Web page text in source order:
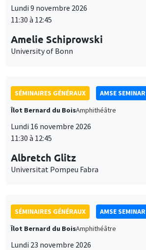
Lundi 9 novembre 2026
11:30 à 12:45
Amelie Schiprowski
University of Bonn
SÉMINAIRES GÉNÉRAUX
AMSE SEMINAR
Îlot Bernard du BoisAmphithéâtre
Lundi 16 novembre 2026
11:30 à 12:45
Albretch Glitz
Universitat Pompeu Fabra
SÉMINAIRES GÉNÉRAUX
AMSE SEMINAR
Îlot Bernard du BoisAmphithéâtre
Lundi 23 novembre 2026